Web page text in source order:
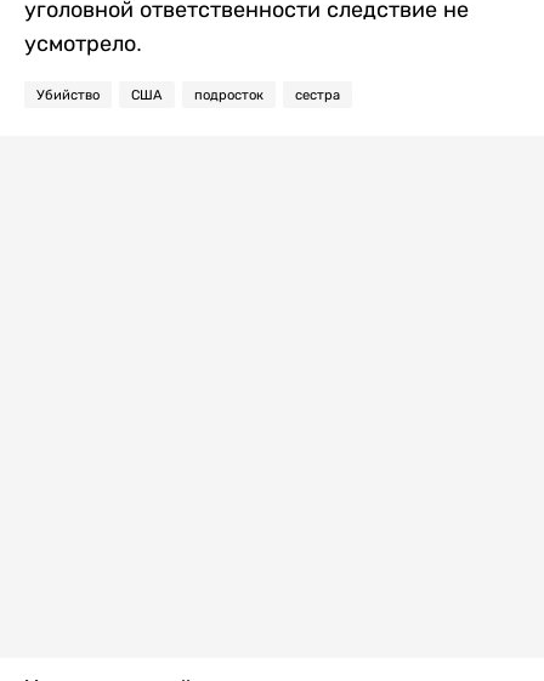
уголовной ответственности следствие не
усмотрело.
Убийство США подросток сестра